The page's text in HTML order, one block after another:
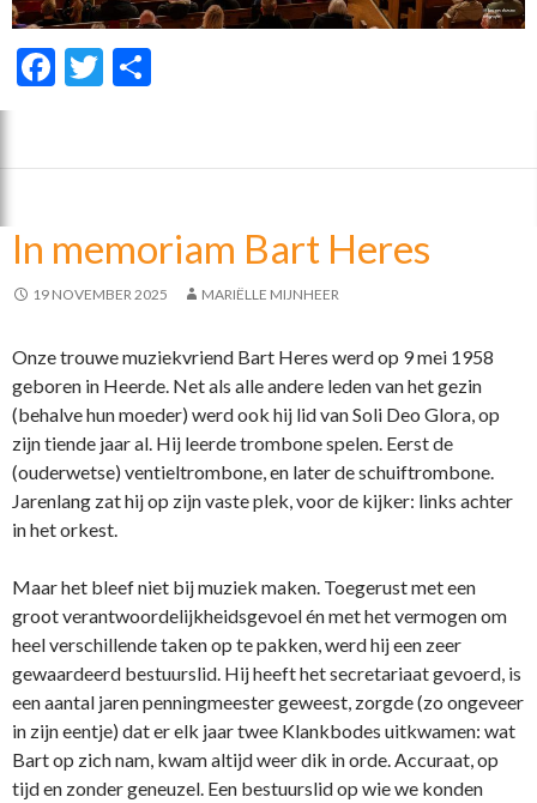
F
b
o
k
T
er n
In memoriam Bart Heres
19 NOVEMBER 2025 MARIËLLE MIJNHEER
Onze trouwe muziekvriend Bart Heres werd op 9 mei 1958
geboren in Heerde. Net als alle andere leden van het gezin
(behalve hun moeder) werd ook hij lid van Soli Deo Glora, op
zijn tiende jaar al. Hij leerde trombone spelen. Eerst de
(ouderwetse) ventieltrombone, en later de schuiftrombone.
Jarenlang zat hij op zijn vaste plek, voor de kijker: links achter
in het orkest.
Maar het bleef niet bij muziek maken. Toegerust met een
groot verantwoordelijkheidsgevoel én met het vermogen om
heel verschillende taken op te pakken, werd hij een zeer
gewaardeerd bestuurslid. Hij heeft het secretariaat gevoerd, is
een aantal jaren penningmeester geweest, zorgde (zo ongeveer
in zijn eentje) dat er elk jaar twee Klankbodes uitkwamen: wat
Bart op zich nam, kwam altijd weer dik in orde. Accuraat, op
tijd en zonder geneuzel. Een bestuurslid op wie we konden